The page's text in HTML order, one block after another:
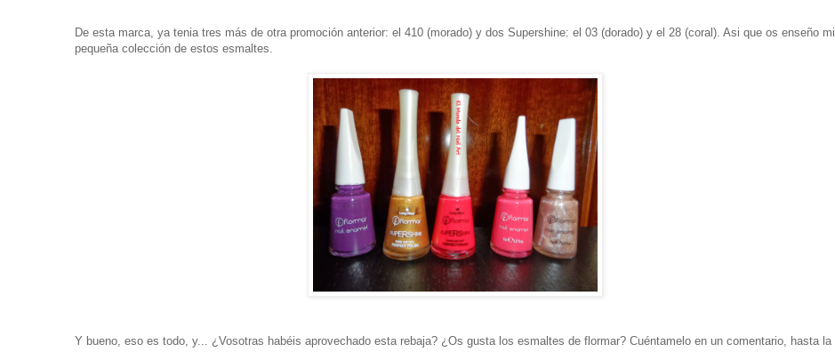
De esta marca, ya tenia tres más de otra promoción anterior: el 410 (morado) y dos Supershine: el 03 (dorado) y el 28 (coral). Asi que os enseño mi
pequeña colección de estos esmaltes.
Y bueno, eso es todo, y... ¿Vosotras habéis aprovechado esta rebaja? ¿Os gusta los esmaltes de flormar? Cuéntamelo en un comentario, hasta la